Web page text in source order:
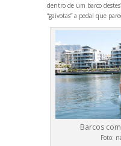
dentro de um barco
“gaivotas” a pedal que
Barcos
Foto: